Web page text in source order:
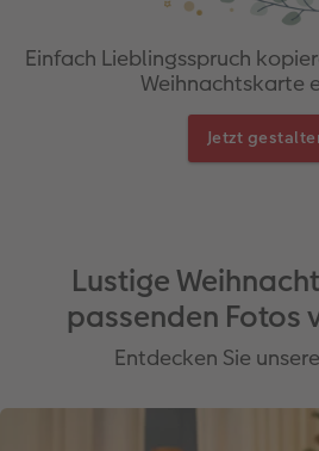
Einfach Lieblingsspruch
Weihnachtskarte
Jetzt
Lustige
passenden Fotos
Entdecken Sie